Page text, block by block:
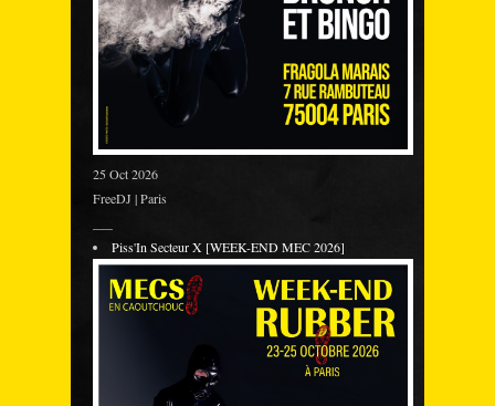
25 Oct 2026
FreeDJ | Paris
Piss'In Secteur X [WEEK-END MEC 2026]